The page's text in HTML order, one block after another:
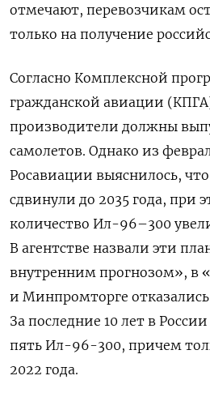
отмечают, перевозчикам
только на получение
Согласно Комплексной
гражданской авиации (
производители должны
самолетов. Однако из
Росавиации выяснилось,
сдвинули до 2035 года, при
количество Ил-96–300
В агентстве назвали эти
внутренним прогнозом», в
и Минпромторге
За последние 10 лет в России
пять Ил-96-300, причем
2022 года.